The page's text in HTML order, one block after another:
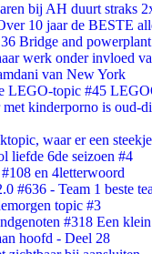
bij AH duurt straks
10 jaar de BESTE
Bridge and
werk onder invloed
van New York
LEGO-topic #45
kinderporno is oud-
waar er een
liefde 6de seizoen #4
en 4letterwoord
#636 - Team 1 beste
topic #3
#318 Een
hoofd - Deel 28